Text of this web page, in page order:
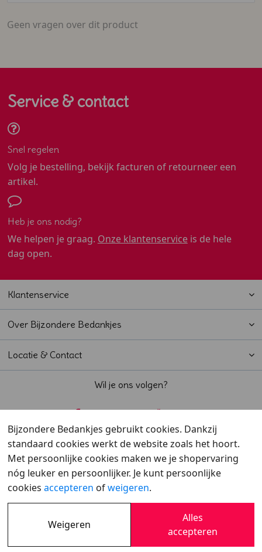
Geen vragen over dit product
Service & contact
Snel regelen
Volg je bestelling, bekijk facturen of retourneer een
artikel.
Heb je ons nodig?
We helpen je graag. Onze klantenserviceis de hele
dag open.
Klantenservice
Over Bijzondere Bedankjes
Locatie & Contact
Wil je ons volgen?
Beoordeeld met een door klanten
Overzicht • Cookies•Privacy
© 2007 - 2026 - Bijzondere Bedankjes
Bijzondere Bedankjes gebruikt cookies. Dankzij
standaard cookies werkt de website zoals het hoort.
Met persoonlijke cookies maken we je shopervaring
nóg leuker en persoonlijker. Je kunt persoonlijke
cookies accepteren ofweigeren.
Weigeren
Alles
accepteren